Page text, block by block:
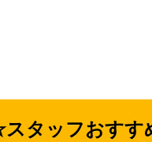
タッフおす